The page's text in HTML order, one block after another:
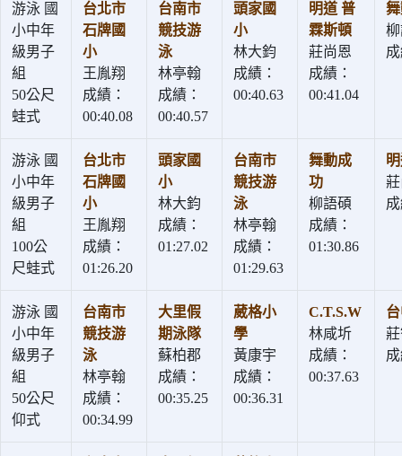
游泳 國
小中年
級男子
組
50公尺
蛙式
台北市
石牌國
小
王胤翔
成績：
00:40.08
台南市
競技游
泳
林亭翰
成績：
00:40.57
頭家國
小
林大鈞
成績：
00:40.63
明道 普
霖斯頓
莊尚恩
成績：
00:41.04
游泳 國
小中年
級男子
組
100公
尺蛙式
台北市
石牌國
小
王胤翔
成績：
01:26.20
頭家國
小
林大鈞
成績：
01:27.02
台南市
競技游
泳
林亭翰
成績：
01:29.63
舞動成
功
柳語碩
成績：
01:30.86
游泳 國
小中年
級男子
組
50公尺
仰式
台南市
競技游
泳
林亭翰
成績：
00:34.99
大里假
期泳隊
蘇柏郡
成績：
00:35.25
葳格小
學
黃康宇
成績：
00:36.31
C.T.S.W
林咸圻
成績：
00:37.63